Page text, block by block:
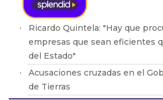
Ricardo Quintela: "Hay que
empresas que sean eficientes
del Estado"
Acusaciones cruzadas en el
de Tierras